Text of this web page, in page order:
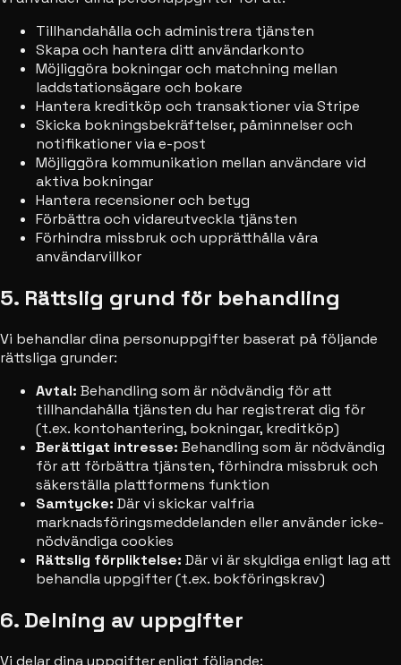
Tillhandahålla och administrera tjänsten
Skapa och hantera ditt användarkonto
Möjliggöra bokningar och matchning mellan
laddstationsägare och bokare
Hantera kreditköp och transaktioner via Stripe
Skicka bokningsbekräftelser, påminnelser och
notifikationer via e-post
Möjliggöra kommunikation mellan användare vid
aktiva bokningar
Hantera recensioner och betyg
Förbättra och vidareutveckla tjänsten
Förhindra missbruk och upprätthålla våra
användarvillkor
5. Rättslig grund för behandling
Vi behandlar dina personuppgifter baserat på följande
rättsliga grunder:
Avtal: Behandling som är nödvändig för att
tillhandahålla tjänsten du har registrerat dig för
(t.ex. kontohantering, bokningar, kreditköp)
Berättigat intresse: Behandling som är nödvändig
för att förbättra tjänsten, förhindra missbruk och
säkerställa plattformens funktion
Samtycke: Där vi skickar valfria
marknadsföringsmeddelanden eller använder icke-
nödvändiga cookies
Rättslig förpliktelse: Där vi är skyldiga enligt lag att
behandla uppgifter (t.ex. bokföringskrav)
6. Delning av uppgifter
Vi delar dina uppgifter enligt följande: